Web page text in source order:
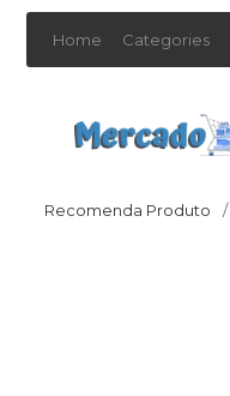
Home Categories
Recomenda Produto /